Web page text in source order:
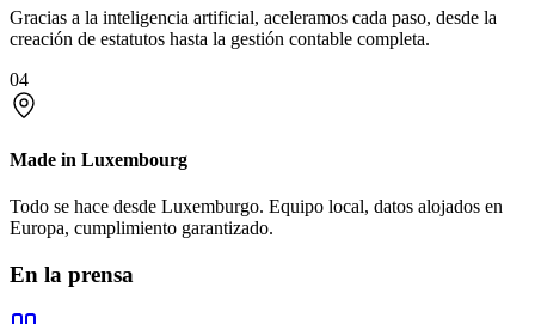
Gracias a la inteligencia artificial, aceleramos cada paso, desde la
creación de estatutos hasta la gestión contable completa.
04
Made in Luxembourg
Todo se hace desde Luxemburgo. Equipo local, datos alojados en
Europa, cumplimiento garantizado.
En la prensa